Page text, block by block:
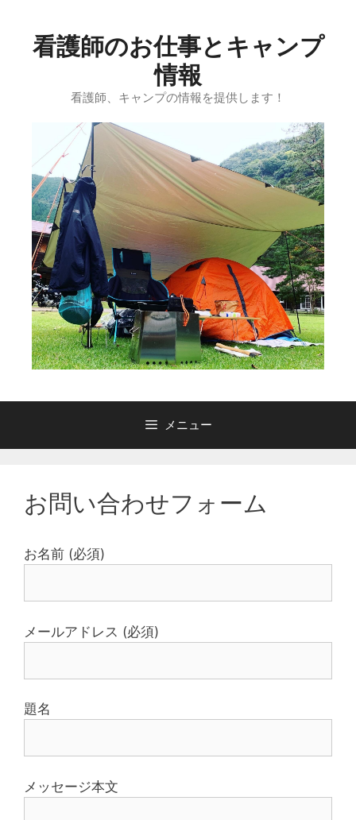
看護師のお仕事とキャンプ
情報
看護師、キャンプの情報を提供します！
メニュー
お問い合わせフォーム
お名前 (必須)
メールアドレス (必須)
題名
メッセージ本文